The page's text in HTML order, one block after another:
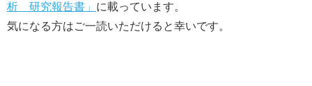
析 研究報告書」 に載っています。
気になる方はご一読いただけると幸いです。